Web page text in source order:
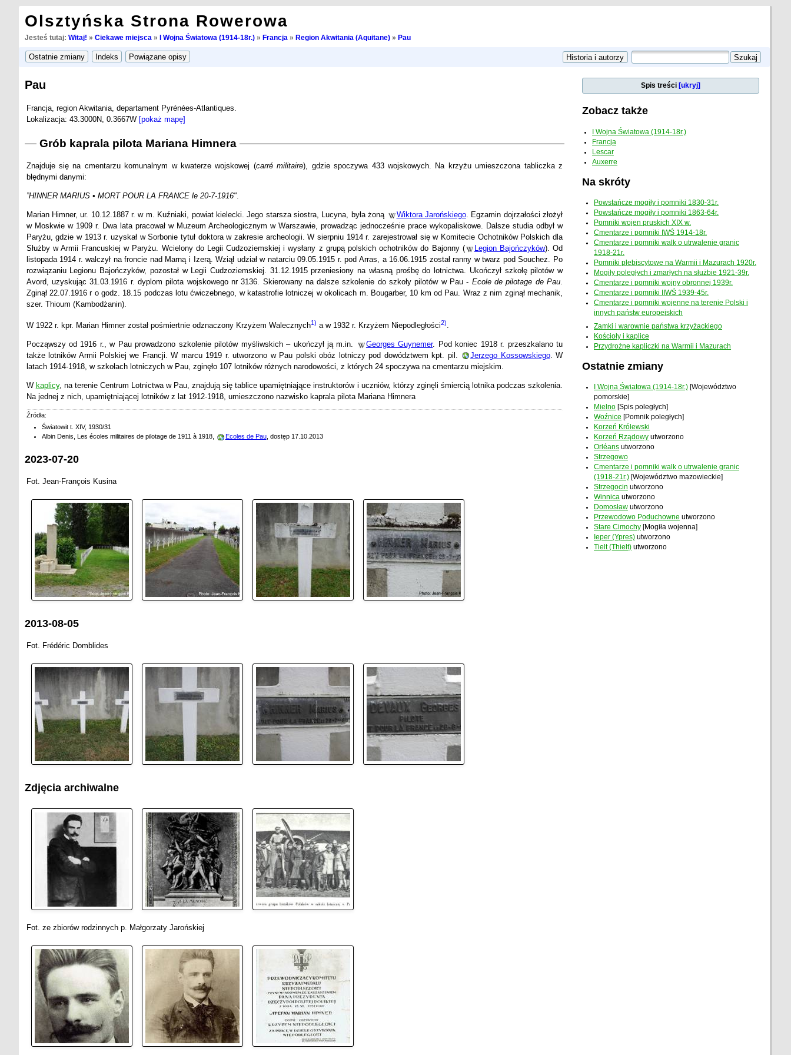
Olsztyńska Strona Rowerowa
Jesteś tutaj: Witaj! » Ciekawe miejsca » I Wojna Światowa (1914-18r.)» Francja » Region Akwitania (Aquitane)» Pau
Pau
Francja, region Akwitania, departament Pyrénées-Atlantiques.
Lokalizacja: 43.3000N, 0.3667W [pokaż mapę]
Grób kaprala pilota Mariana Himnera
Znajduje się na cmentarzu komunalnym w kwaterze wojskowej (carré militaire), gdzie spoczywa 433 wojskowych. Na krzyżu umieszczona tabliczka z
błędnymi danymi:
”HINNER MARIUS • MORT POUR LA FRANCE le 20-7-1916".
Marian Himner, ur. 10.12.1887 r. w m. Kuźniaki, powiat kielecki. Jego starsza siostra, Lucyna, była żoną Wiktora Jarońskiego. Egzamin dojrzałości złożył
w Moskwie w 1909 r. Dwa lata pracował w Muzeum Archeologicznym w Warszawie, prowadząc jednocześnie prace wykopaliskowe. Dalsze studia odbył w
Paryżu, gdzie w 1913 r. uzyskał w Sorbonie tytuł doktora w zakresie archeologii. W sierpniu 1914 r. zarejestrował się w Komitecie Ochotników Polskich dla
Służby w Armii Francuskiej w Paryżu. Wcielony do Legii Cudzoziemskiej i wysłany z grupą polskich ochotników do Bajonny (
Legion Bajończyków). Od
listopada 1914 r. walczył na froncie nad Marną i Izerą. Wziął udział w natarciu 09.05.1915 r. pod Arras, a 16.06.1915 został ranny w twarz pod Souchez. Po
rozwiązaniu Legionu Bajończyków, pozostał w Legii Cudzoziemskiej. 31.12.1915 przeniesiony na własną prośbę do lotnictwa. Ukończył szkołę pilotów w
Avord, uzyskując 31.03.1916 r. dyplom pilota wojskowego nr 3136. Skierowany na dalsze szkolenie do szkoły pilotów w Pau - Ecole de pilotage de Pau
Zginął 22.07.1916 r o godz. 18.15 podczas lotu ćwiczebnego, w katastrofie lotniczej w okolicach m. Bougarber, 10 km od Pau. Wraz z nim zginął mechanik,
szer. Thioum (Kambodżanin).
W 1922 r. kpr. Marian Himner został pośmiertnie odznaczony Krzyżem Walecznych1) a w 1932 r. Krzyżem Niepodległości2).
Począwszy od 1916 r., w Pau prowadzono szkolenie pilotów myśliwskich – ukończył ją m.in. Georges Guynemer. Pod koniec 1918 r. przeszkalano tu
także lotników Armii Polskiej we Francji. W marcu 1919 r. utworzono w Pau polski obóz lotniczy pod dowództwem kpt. pil.
Jerzego Kossowskiego. W
latach 1914-1918, w szkołach lotniczych w Pau, zginęło 107 lotników różnych narodowości, z których 24 spoczywa na cmentarzu miejskim.
W kaplicy, na terenie Centrum Lotnictwa w Pau, znajdują się tablice upamiętniające instruktorów i uczniów, którzy zginęli śmiercią lotnika podczas szkolenia.
Na jednej z nich, upamiętniającej lotników z lat 1912-1918, umieszczono nazwisko kaprala pilota Mariana Himnera
Źródła:
Światowit t. XIV, 1930/31
Albin Denis, Les écoles militaires de pilotage de 1911 à 1918,
Ecoles de Pau, dostęp 17.10.2013
2023-07-20
Fot. Jean-François Kusina
2013-08-05
Fot. Frédéric Domblides
Zdjęcia archiwalne
Fot. ze zbiorów rodzinnych p. Małgorzaty Jarońskiej
Spis treści [ukryj]
Zobacz także
I Wojna Światowa (1914-18r.)
Francja
Lescar
Auxerre
Na skróty
Powstańcze mogiły i pomniki 1830-31r.
Powstańcze mogiły i pomniki 1863-64r.
Pomniki wojen pruskich XIX w.
Cmentarze i pomniki IWŚ 1914-18r.
Cmentarze i pomniki walk o utrwalenie granic
1918-21r.
Pomniki plebiscytowe na Warmii i Mazurach 1920r.
Mogiły poległych i zmarłych na służbie 1921-39r.
Cmentarze i pomniki wojny obronnej 1939r.
Cmentarze i pomniki IIWŚ 1939-45r.
Cmentarze i pomniki wojenne na terenie Polski i
innych państw europejskich
Zamki i warownie państwa krzyżackiego
Kościoły i kaplice
Przydrożne kapliczki na Warmii i Mazurach
Ostatnie zmiany
I Wojna Światowa (1914-18r.) [Województwo
pomorskie]
Mielno [Spis poległych]
Woźnice [Pomnik poległych]
Korzeń Królewski
Korzeń Rządowy utworzono
Orléans utworzono
Strzegowo
Cmentarze i pomniki walk o utrwalenie granic
(1918-21r.) [Województwo mazowieckie]
Strzegocin utworzono
Winnica utworzono
Domosław utworzono
Przewodowo Poduchowne utworzono
Stare Cimochy [Mogiła wojenna]
Ieper (Ypres) utworzono
Tielt (Thielt) utworzono